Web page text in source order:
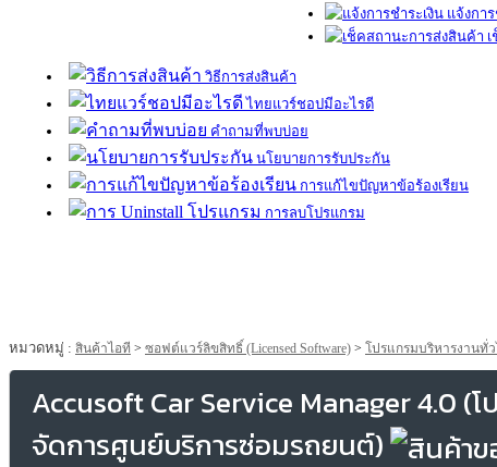
แจ้งกา
วิธีการส่งสินค้า
ไทยแวร์ชอปมีอะไรดี
คำถามที่พบบ่อย
นโยบายการรับประกัน
การแก้ไขปัญหาข้อร้องเรียน
การลบโปรแกรม
หมวดหมู่ : สินค้าไอที > ซอฟต์แวร์ลิขสิทธิ์ (Licensed Software) > โปรแกรมบริหารงานทั่ว
Accusoft Car Service Manager 4.0 (
จัดการศูนย์บริการซ่อมรถยนต์)